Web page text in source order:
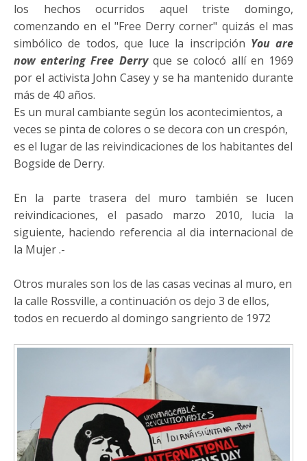
los hechos ocurridos aquel triste domingo,
comenzando en el "Free Derry corner" quizás el mas
simbólico de todos, que luce la inscripción You are
now entering Free Derryque se colocó allí en 1969
por el activista John Casey y se ha mantenido durante
más de 40 años.
Es un mural cambiante según los acontecimientos, a
veces se pinta de colores o se decora con un crespón,
es el lugar de las reivindicaciones de los habitantes del
Bogside de Derry.
En la parte trasera del muro también se lucen
reivindicaciones, el pasado marzo 2010, lucia la
siguiente, haciendo referencia al dia internacional de
la Mujer .-
Otros murales son los de las casas vecinas al muro, en
la calle Rossville, a continuación os dejo 3 de ellos,
todos en recuerdo al domingo sangriento de 1972